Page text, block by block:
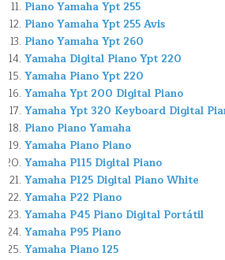
Piano Yamaha Ypt 255
Piano Yamaha Ypt 255 Avis
Piano Yamaha Ypt 260
Yamaha Digital Piano Ypt 220
Yamaha Piano Ypt 220
Yamaha Ypt 200 Digital Piano
Yamaha Ypt 320 Keyboard Digital
Piano Piano Yamaha
Yamaha Piano Piano
Yamaha P115 Digital Piano
Yamaha P125 Digital Piano White
Yamaha P22 Piano
Yamaha P45 Piano Digital Portátil
Yamaha P95 Piano
Yamaha Piano 125